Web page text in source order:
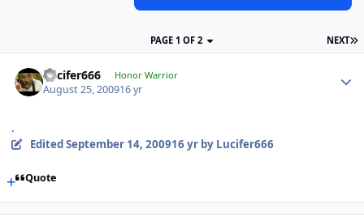
NEXT
PAGE 1 OF 2
Lucifer666 Honor Warrior
August 25, 200916 yr
.
EditedSeptember 14, 200916 yrby Lucifer666
Quote